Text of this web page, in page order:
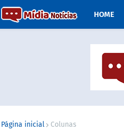
HOME
Página inicial Colunas